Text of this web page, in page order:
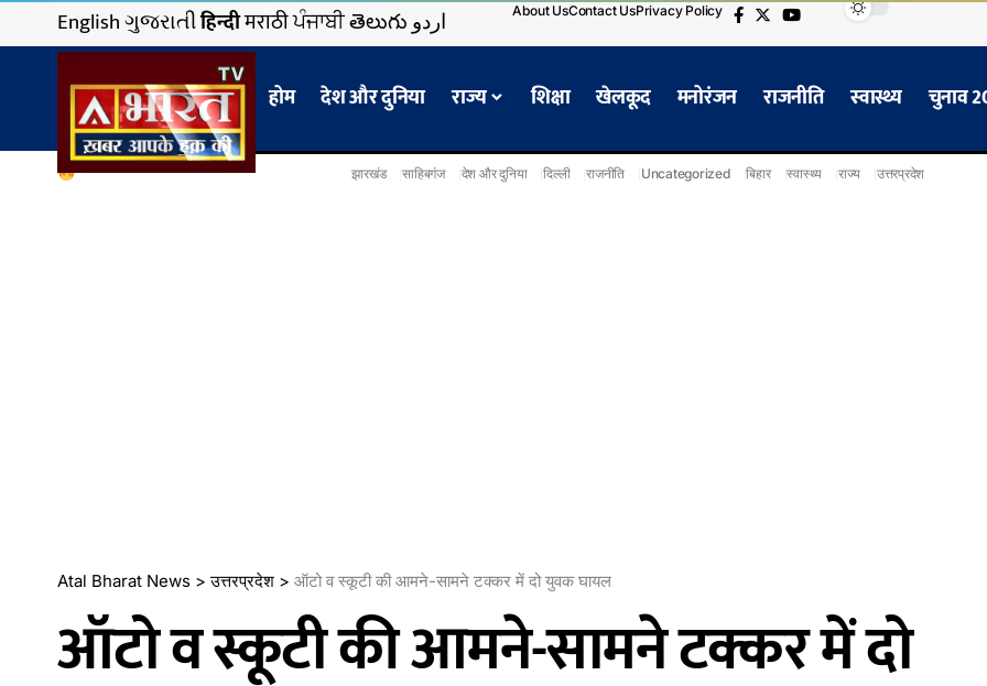
Englishગુજરાતીहिन्दीमराठीਪੰਜਾਬੀతెలుగుاردو About UsContact UsPrivacy Policy
होम देश और दुनिया राज्य शिक्षा खेलकूद मनोरंजन राजनीति स्वास्थ्य चुनाव
झारखंड साहिबगंज देश और दुनिया दिल्ली राजनीति Uncategorized बिहार स्वास्थ्य राज्य उत्तरप्रदेश
Atal Bharat News >उत्तरप्रदेश > ऑटो व स्कूटी की आमने-सामने टक्कर में दो युवक घायल
ऑटो व स्कूटी की आमने-सामने टक्कर में दो